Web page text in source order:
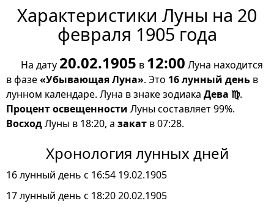
Характеристики Луны на 20
февраля 1905 года
На дату 20.02.1905 в 12:00 Луна находится
в фазе«Убывающая Луна». Это 16 лунный день в
лунном календаре. Луна в знаке зодиака Дева ♍.
Процент освещенности Луны составляет 99%.
ВосходЛуны в 18:20, а закат в 07:28.
Хронология лунных дней
16 лунный день с 16:54 19.02.1905
17 лунный день с 18:20 20.02.1905